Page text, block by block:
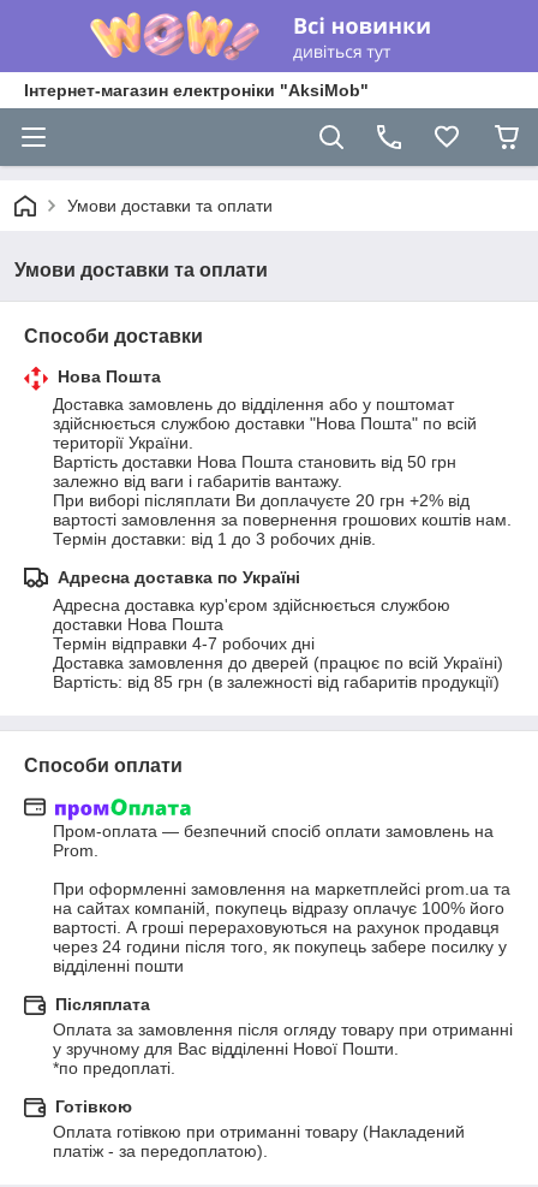
Інтернет-магазин електроніки "AksiMob"
Умови доставки та оплати
Умови доставки та оплати
Способи доставки
Нова Пошта
Доставка замовлень до відділення або у поштомат
здійснюється службою доставки "Нова Пошта" по всій
території України.
Вартість доставки Нова Пошта становить від 50 грн
залежно від ваги і габаритів вантажу.
При виборі післяплати Ви доплачуєте 20 грн +2% від
вартості замовлення за повернення грошових коштів нам.
Термін доставки: від 1 до 3 робочих днів.
Адресна доставка по Україні
Адресна доставка кур'єром здійснюється службою
доставки Нова Пошта
Термін відправки 4-7 робочих дні
Доставка замовлення до дверей (працює по всій Україні)
Вартість: від 85 грн (в залежності від габаритів продукції)
Способи оплати
Пром-оплата — безпечний спосіб оплати замовлень на
Prom.
При оформленні замовлення на маркетплейсі prom.ua та
на сайтах компаній, покупець відразу оплачує 100% його
вартості. А гроші перераховуються на рахунок продавця
через 24 години після того, як покупець забере посилку у
відділенні пошти
Післяплата
Оплата за замовлення після огляду товару при отриманні
у зручному для Вас відділенні Нової Пошти.
*по предоплаті.
Готівкою
Оплата готівкою при отриманні товару (Накладений
платіж - за передоплатою).